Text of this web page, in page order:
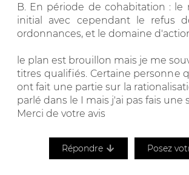
B. En période de cohabitation : le
initial avec cependant le refus
ordonnances, et le domaine
le plan est brouillon mais je me
titres qualifiés. Certaine personne
ont fait une partie sur la
parlé dans le I mais j'ai pas fais une
Merci de votre avis
Répondre Posez